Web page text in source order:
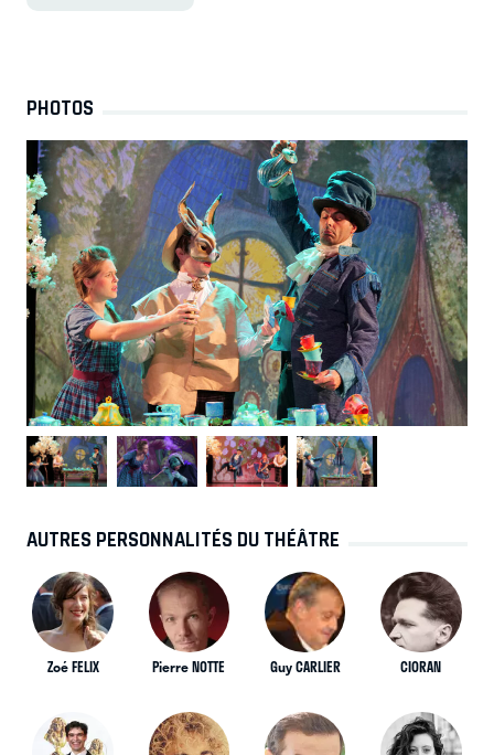
PHOTOS
AUTRES PERSONNALITÉS DU THÉÂTRE
Zoé FELIX Pierre NOTTE Guy CARLIER CIORAN